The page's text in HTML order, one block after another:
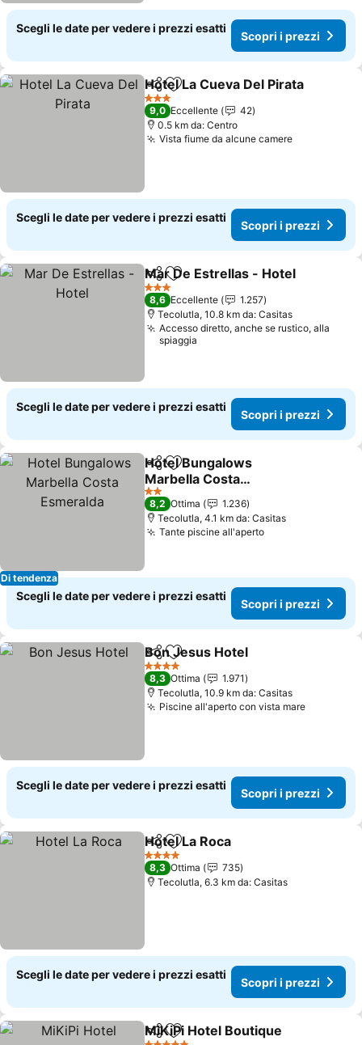
Scegli le date per vedere i prezzi esatti
Scopri i prezzi
CondividiAggiungi ai preferiti
Hotel La Cueva Del Pirata
3 Stelle
9,0 Eccellente
42
0.5 km da: Centro
Vista fiume da alcune camereScopri i
Scegli le date per vedere i prezzi esatti
Scopri i prezzi
CondividiAggiungi ai preferiti
Mar De Estrellas - Hotel
3 Stelle
8,6 Eccellente
1.257
Tecolutla, 10.8 km da: Casitas
Accesso diretto, anche se rustico, alla
spiaggia
Scegli le date per vedere i prezzi esatti
Scopri i prezzi
Di tendenza
CondividiAggiungi ai preferiti
Hotel Bungalows
Marbella Costa
Esmeralda
Scopri i prezzi
2 Stelle
8,2 Ottima
1.236
Tecolutla, 4.1 km da: Casitas
Tante piscine all'apertoScopri i prezzi
Scegli le date per vedere i prezzi esatti
Scopri i prezzi
CondividiAggiungi ai preferiti
Bon Jesus Hotel
4 Stelle
8,3 Ottima
1.971
Tecolutla, 10.9 km da: Casitas
Piscine all'aperto con vista mareScopri i
Scegli le date per vedere i prezzi esatti
Scopri i prezzi
CondividiAggiungi ai preferiti
Hotel La Roca
4 Stelle
8,3 Ottima
735
Tecolutla, 6.3 km da: Casitas
Scegli le date per vedere i prezzi esatti
Scopri i prezzi
CondividiAggiungi ai preferiti
MiKiPi Hotel Boutique